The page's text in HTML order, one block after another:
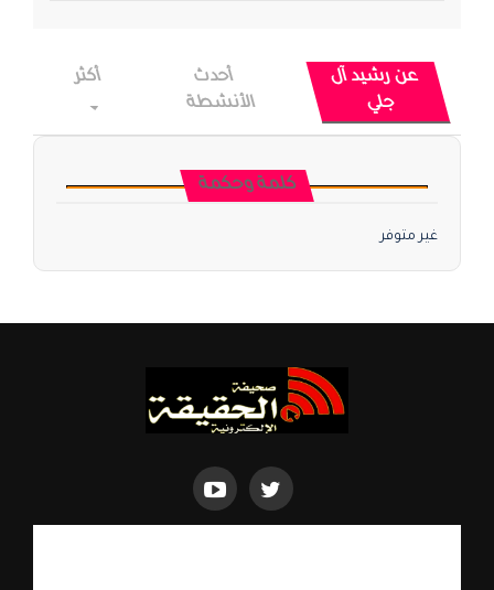
عن رشيد آل
جلي
أحدث
الأنشطة
أكثر
كلمة وحكمة
غير متوفر